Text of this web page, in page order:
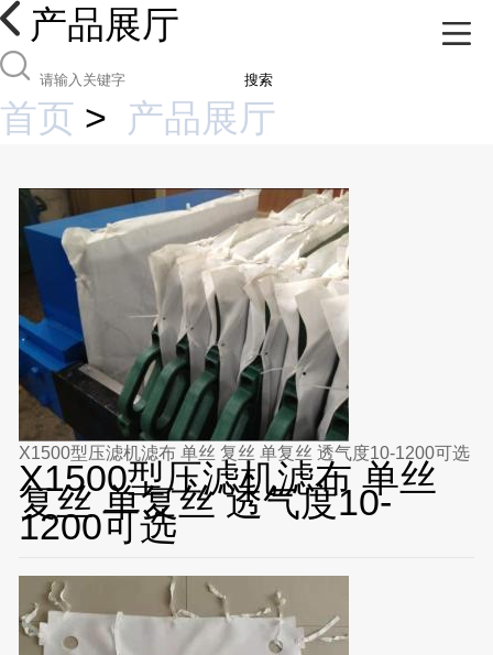
产品展厅
搜索
首页 > 产品展厅
X1500型压滤机滤布 单丝 复丝 单复丝 透气度10-1200可选
X1500型压滤机滤布 单丝
复丝 单复丝 透气度10-
1200可选